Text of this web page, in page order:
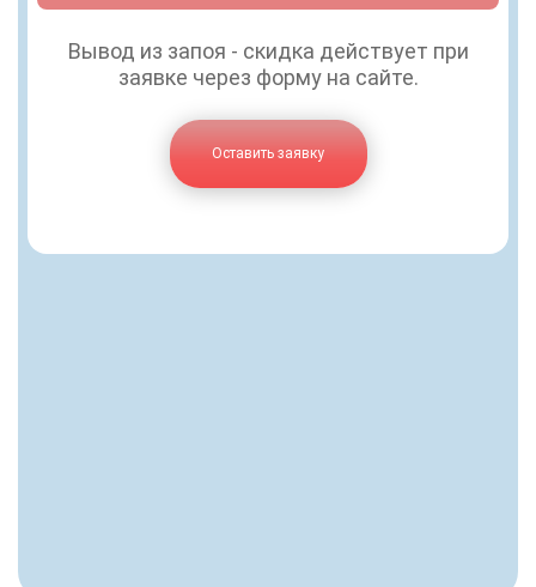
Вывод из запоя - скидка действует при
заявке через форму на сайте.
Оставить заявку